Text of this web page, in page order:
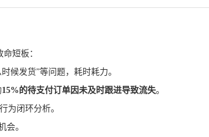
短板：
候发货”等问题，耗时耗力。
15%的待支付订单因未及时跟进导致流失。
为闭环分析。
会。